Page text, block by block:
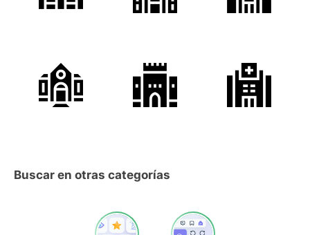
Buscar en otras categorías